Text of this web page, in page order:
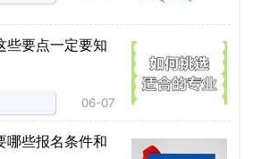
些要点一定要知
06-07
哪些报名条件和